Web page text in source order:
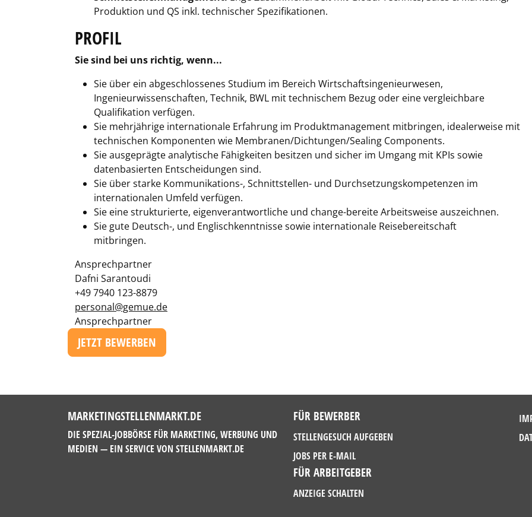
Produktion und QS inkl. technischer Spezifikationen.
PROFIL
Sie sind bei uns richtig, wenn...
Sie über ein abgeschlossenes Studium im Bereich Wirtschaftsingenieurwesen,
Ingenieurwissenschaften, Technik, BWL mit technischem Bezug oder eine vergleichbare
Qualifikation verfügen.
Sie mehrjährige internationale Erfahrung im Produktmanagement mitbringen, idealerweise mit
technischen Komponenten wie Membranen/Dichtungen/Sealing Components.
Sie ausgeprägte analytische Fähigkeiten besitzen und sicher im Umgang mit KPIs sowie
datenbasierten Entscheidungen sind.
Sie über starke Kommunikations-, Schnittstellen- und Durchsetzungskompetenzen im
internationalen Umfeld verfügen.
Sie eine strukturierte, eigenverantwortliche und change-bereite Arbeitsweise auszeichnen.
Sie gute Deutsch-, und Englischkenntnisse sowie internationale Reisebereitschaft
mitbringen.
Ansprechpartner
Dafni Sarantoudi
+49 7940 123-8879
personal@gemue.de
Ansprechpartner
JETZT BEWERBEN
MARKETINGSTELLENMARKT.DE
DIE SPEZIAL-JOBBÖRSE FÜR MARKETING, WERBUNG UND
MEDIEN — EIN SERVICE VON STELLENMARKT.DE
FÜR BEWERBER
STELLENGESUCH AUFGEBEN
JOBS PER E-MAIL
FÜR ARBEITGEBER
ANZEIGE SCHALTEN